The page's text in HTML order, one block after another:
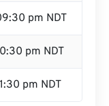
pm NDT
pm NDT
pm NDT